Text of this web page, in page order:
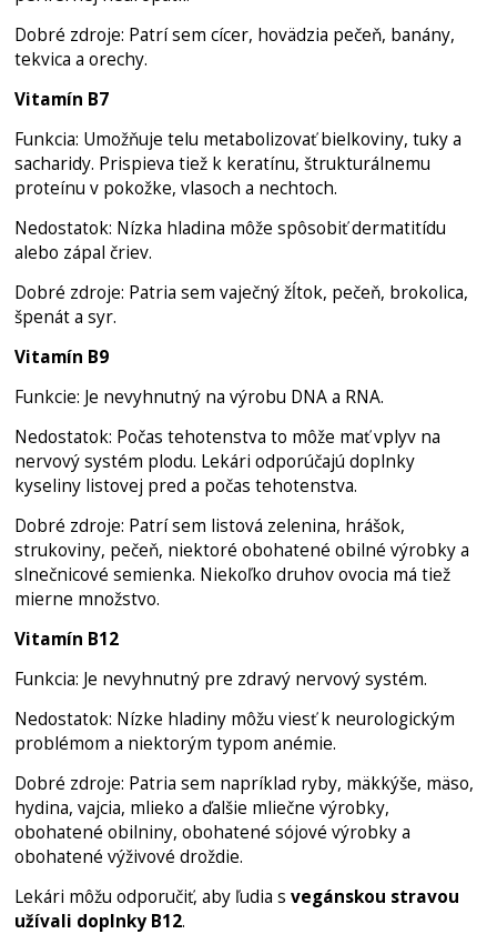
Dobré zdroje: Patrí sem cícer, hovädzia pečeň, banány,
tekvica a orechy.
Vitamín B7
Funkcia: Umožňuje telu metabolizovať bielkoviny, tuky a
sacharidy. Prispieva tiež k keratínu, štrukturálnemu
proteínu v pokožke, vlasoch a nechtoch.
Nedostatok: Nízka hladina môže spôsobiť dermatitídu
alebo zápal čriev.
Dobré zdroje: Patria sem vaječný žĺtok, pečeň, brokolica,
špenát a syr.
Vitamín B9
Funkcie: Je nevyhnutný na výrobu DNA a RNA.
Nedostatok: Počas tehotenstva to môže mať vplyv na
nervový systém plodu. Lekári odporúčajú doplnky
kyseliny listovej pred a počas tehotenstva.
Dobré zdroje: Patrí sem listová zelenina, hrášok,
strukoviny, pečeň, niektoré obohatené obilné výrobky a
slnečnicové semienka. Niekoľko druhov ovocia má tiež
mierne množstvo.
Vitamín B12
Funkcia: Je nevyhnutný pre zdravý nervový systém.
Nedostatok: Nízke hladiny môžu viesť k neurologickým
problémom a niektorým typom anémie.
Dobré zdroje: Patria sem napríklad ryby, mäkkýše, mäso,
hydina, vajcia, mlieko a ďalšie mliečne výrobky,
obohatené obilniny, obohatené sójové výrobky a
obohatené výživové droždie.
Lekári môžu odporučiť, aby ľudia svegánskou stravou
užívali doplnky B12.